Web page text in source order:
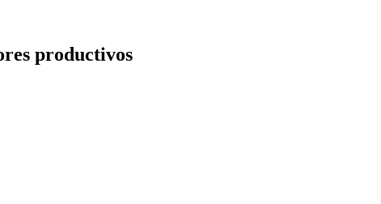
productivos